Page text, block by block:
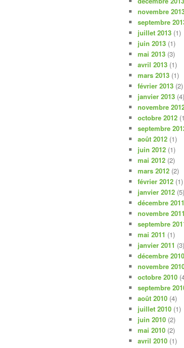
novembre
septembre
juillet 2013 (1)
juin 2013 (1)
mai 2013 (3)
avril 2013 (1)
mars 2013 (1)
février 2013 (2)
janvier 2013 (4)
novembre
octobre 2012
septembre
août 2012 (1)
juin 2012 (1)
mai 2012 (2)
mars 2012 (2)
février 2012 (1)
janvier 2012 (5)
décembre 2011
novembre 2011
septembre
mai 2011 (1)
janvier 2011 (3)
décembre 2010
novembre
octobre 2010
septembre
août 2010 (4)
juillet 2010 (1)
juin 2010 (2)
mai 2010 (2)
avril 2010 (1)